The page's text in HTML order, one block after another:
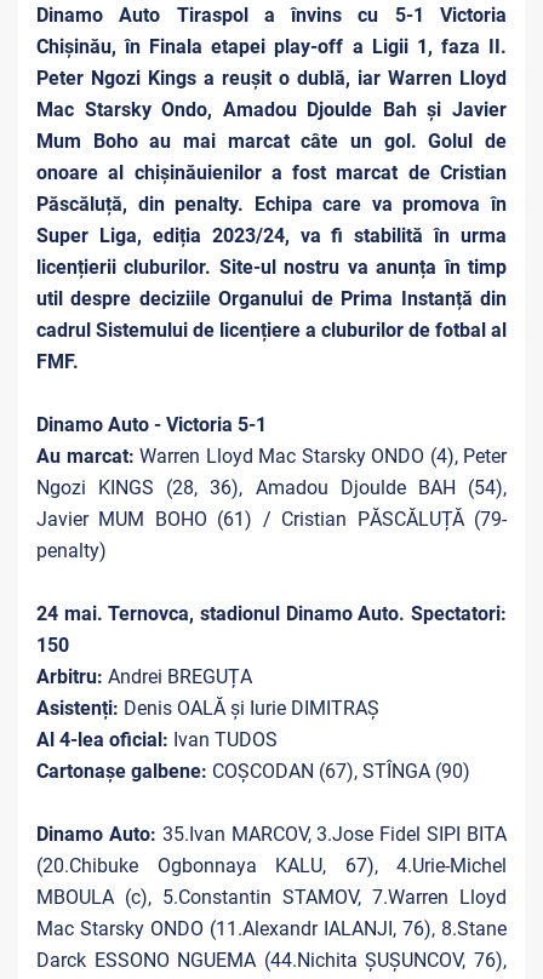
Dinamo Auto Tiraspol a învins cu 5-1 Victoria
Chișinău, în Finala etapei play-off a Ligii 1, faza II.
Peter Ngozi Kings a reușit o dublă, iar Warren Lloyd
Mac Starsky Ondo, Amadou Djoulde Bah și Javier
Mum Boho au mai marcat câte un gol. Golul de
onoare al chișinăuienilor a fost marcat de Cristian
Păscăluță, din penalty. Echipa care va promova în
Super Liga, ediția 2023/24, va fi stabilită în urma
licențierii cluburilor. Site-ul nostru va anunța în timp
util despre deciziile Organului de Prima Instanță din
cadrul Sistemului de licențiere a cluburilor de fotbal al
FMF.
Dinamo Auto - Victoria 5-1
Au marcat: Warren Lloyd Mac Starsky ONDO (4), Peter
Ngozi KINGS (28, 36), Amadou Djoulde BAH (54),
Javier MUM BOHO (61) / Cristian PĂSCĂLUȚĂ (79-
penalty)
24 mai. Ternovca, stadionul Dinamo Auto. Spectatori:
150
Arbitru: Andrei BREGUȚA
Asistenți: Denis OALĂ și Iurie DIMITRAȘ
Al 4-lea oficial: Ivan TUDOS
Cartonașe galbene: COȘCODAN (67), STÎNGA (90)
Dinamo Auto: 35.Ivan MARCOV, 3.Jose Fidel SIPI BITA
(20.Chibuke Ogbonnaya KALU, 67), 4.Urie-Michel
MBOULA (c), 5.Constantin STAMOV, 7.Warren Lloyd
Mac Starsky ONDO (11.Alexandr IALANJI, 76), 8.Stane
Darck ESSONO NGUEMA (44.Nichita ȘUȘUNCOV, 76),